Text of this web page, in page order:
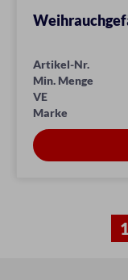
Artikel-Nr.
Min. Menge
VE
Marke
1